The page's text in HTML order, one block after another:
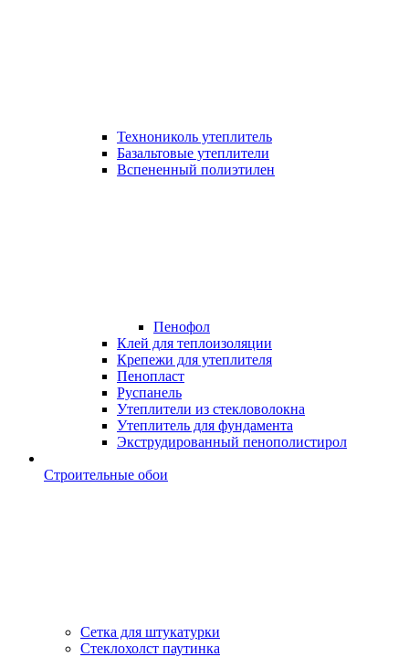
Технониколь утеплитель
Базальтовые утеплители
Вспененный полиэтилен
Пенофол
Клей для теплоизоляции
Крепежи для утеплителя
Пенопласт
Руспанель
Утеплители из стекловолокна
Утеплитель для фундамента
Экструдированный пенополистирол
Строительные обои
Сетка для штукатурки
Стеклохолст паутинка